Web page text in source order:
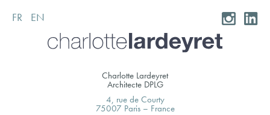
Skip
to
FR EN
Charlotte Lardeyret
Architecte DPLG
4, rue de Courty
75007 Paris – France